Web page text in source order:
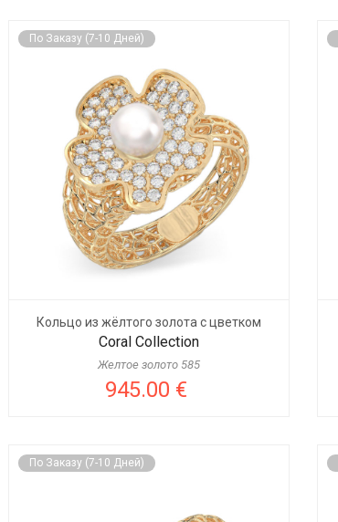
По Заказу (7-10 Дней)
Кольцо из жёлтого золота с цветком
Coral Collection
Желтое золото 585
945.00 €
По Заказу (7-10 Дней)